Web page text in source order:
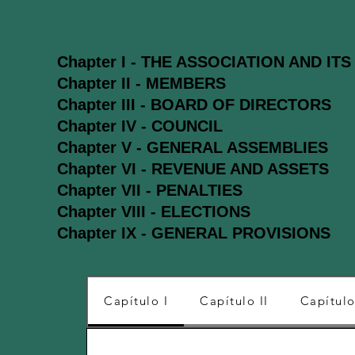
Chapter I - THE ASSOCIATION AND ITS
Chapter II - MEMBERS
Chapter III - BOARD OF DIRECTORS
Chapter IV - COUNCIL
Chapter V - GENERAL ASSEMBLIES
Chapter VI - REVENUE AND ASSETS
Chapter VII - PENALTIES
Chapter VIII - ELECTIONS
Chapter IX - GENERAL PROVISIONS
Capítulo I Capítulo II